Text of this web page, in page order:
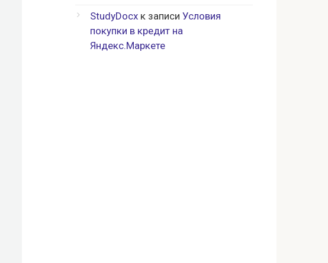
StudyDocx к записи Условия
покупки в кредит на
Яндекс.Маркете